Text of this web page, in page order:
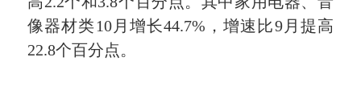
像器材类10月增长44.7%，增速比9月提高
22.8个百分点。